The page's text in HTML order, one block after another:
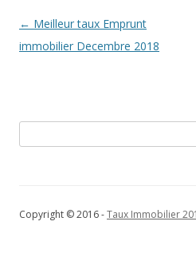
Navigation
des
← Meilleur taux Emprunt
immobilier Decembre 2018
Copyright © 2016 -Taux Immobilier